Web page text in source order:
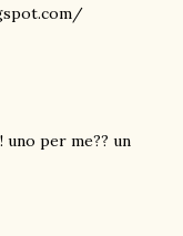
uno per me?? un